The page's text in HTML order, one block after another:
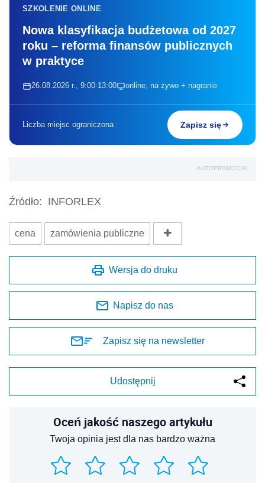
SZKOLENIE ONLINE
Nowa klasyfikacja budżetowa od 2027
roku – reforma finansów publicznych
w praktyce
26.08.2026 r., 9:00-13:00 online, na żywo + nagranie
Liczba miejsc ograniczona Zapisz się
AUTOPROMOCJA
Źródło: INFORLEX
cena zamówienia publiczne
Wersja do druku
Napisz do nas
Zapisz się na newsletter
Udostępnij
Oceń jakość naszego artykułu
Twoja opinia jest dla nas bardzo ważna